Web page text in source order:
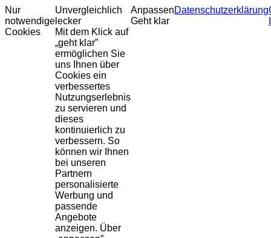
Nur
notwendige
Cookies
Unvergleichlich
lecker
Mit dem Klick auf
„geht klar”
ermöglichen Sie
uns Ihnen über
Cookies ein
verbessertes
Nutzungserlebnis
zu servieren und
dieses
kontinuierlich zu
verbessern. So
können wir Ihnen
bei unseren
Partnern
personalisierte
Werbung und
passende
Angebote
anzeigen. Über
Anpassen
Geht klar
Datenschutzerklärung